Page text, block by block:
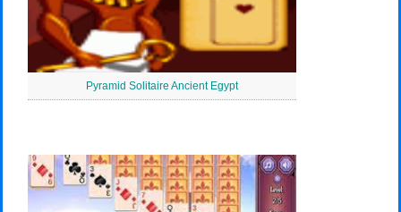
Pyramid Solitaire Ancient Egypt